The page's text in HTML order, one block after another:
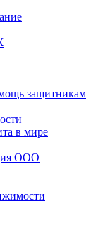
защитникам
в мире
ООО